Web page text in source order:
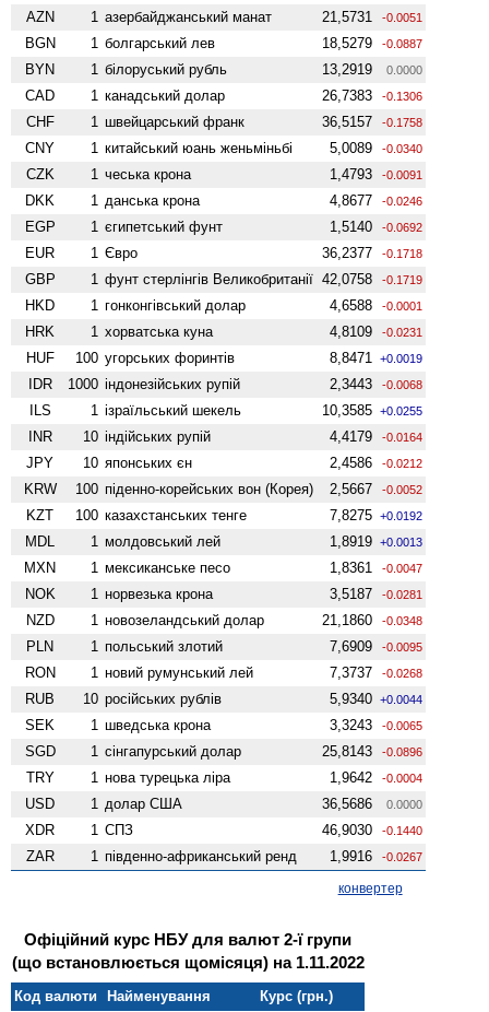
AZN 1 азербайджанський манат 21,5731 -0.0051
BGN 1 болгарський лев 18,5279 -0.0887
BYN 1 білоруський рубль 13,2919 0.0000
CAD 1 канадський долар 26,7383 -0.1306
CHF 1 швейцарський франк 36,5157 -0.1758
CNY 1 китайський юань женьмiньбi 5,0089 -0.0340
CZK 1 чеська крона 1,4793 -0.0091
DKK 1 данська крона 4,8677 -0.0246
EGP 1 єгипетський фунт 1,5140 -0.0692
EUR 1 Євро 36,2377 -0.1718
GBP 1 фунт стерлінгів Велико­британії 42,0758 -0.1719
HKD 1 гонконгівський долар 4,6588 -0.0001
HRK 1 хорватська куна 4,8109 -0.0231
HUF 100 угорських форинтів 8,8471 +0.0019
IDR 1000 індонезійських рупій 2,3443 -0.0068
ILS 1 ізраїльський шекель 10,3585 +0.0255
INR 10 індійських рупій 4,4179 -0.0164
JPY 10 японських єн 2,4586 -0.0212
KRW 100 піденно-корейських вон (Корея) 2,5667 -0.0052
KZT 100 казахстанських тенге 7,8275 +0.0192
MDL 1 молдовський лей 1,8919 +0.0013
MXN 1 мексиканське песо 1,8361 -0.0047
NOK 1 норвезька крона 3,5187 -0.0281
NZD 1 ново­зеландський долар 21,1860 -0.0348
PLN 1 польський злотий 7,6909 -0.0095
RON 1 новий румунський лей 7,3737 -0.0268
RUB 10 російських рублів 5,9340 +0.0044
SEK 1 шведська крона 3,3243 -0.0065
SGD 1 сінгапурський долар 25,8143 -0.0896
TRY 1 нова турецька ліра 1,9642 -0.0004
USD 1 долар США 36,5686 0.0000
XDR 1 СПЗ 46,9030 -0.1440
ZAR 1 південно-африканський ренд 1,9916 -0.0267
конвертер
Офіційний курс НБУ для валют 2-ї групи
(що встановлюється щомісяця) на 1.11.2022
Код валюти Найменування
Курс (грн.)